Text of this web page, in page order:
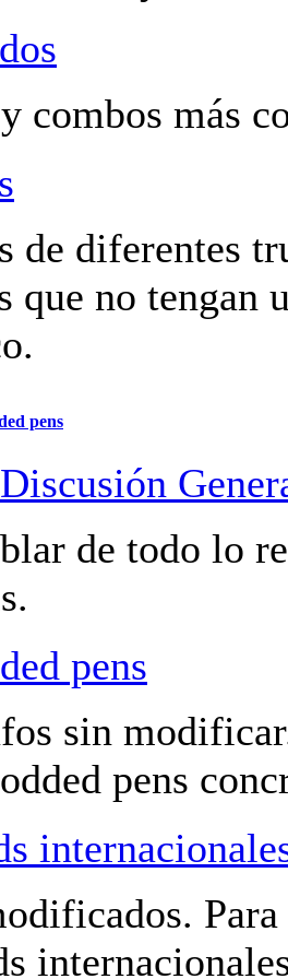
y
combos más
de diferentes
de todo lo
pens
sin
unmodded